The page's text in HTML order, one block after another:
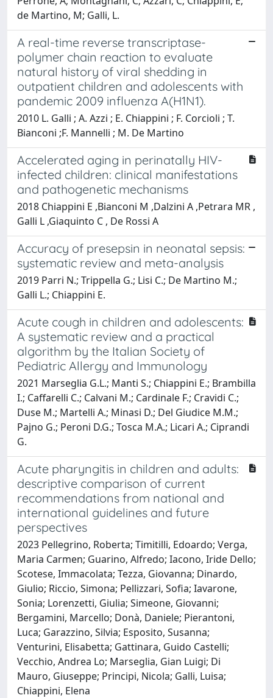
de Martino, M; Galli, L.
A real-time reverse transcriptase-
polymer chain reaction to evaluate
natural history of viral shedding in
outpatient children and adolescents with
pandemic 2009 influenza A(H1N1).
2010 L. Galli ; A. Azzi ; E. Chiappini ; F. Corcioli ; T.
Bianconi ;F. Mannelli ; M. De Martino
Accelerated aging in perinatally HIV-
infected children: clinical manifestations
and pathogenetic mechanisms
2018 Chiappini E ,Bianconi M ,Dalzini A ,Petrara MR ,
Galli L ,Giaquinto C , De Rossi A
Accuracy of presepsin in neonatal sepsis:
systematic review and meta-analysis
2019 Parri N.; Trippella G.; Lisi C.; De Martino M.;
Galli L.; Chiappini E.
Acute cough in children and adolescents:
A systematic review and a practical
algorithm by the Italian Society of
Pediatric Allergy and Immunology
2021 Marseglia G.L.; Manti S.; Chiappini E.; Brambilla
I.; Caffarelli C.; Calvani M.; Cardinale F.; Cravidi C.;
Duse M.; Martelli A.; Minasi D.; Del Giudice M.M.;
Pajno G.; Peroni D.G.; Tosca M.A.; Licari A.; Ciprandi
G.
Acute pharyngitis in children and adults:
descriptive comparison of current
recommendations from national and
international guidelines and future
perspectives
2023 Pellegrino, Roberta; Timitilli, Edoardo; Verga,
Maria Carmen; Guarino, Alfredo; Iacono, Iride Dello;
Scotese, Immacolata; Tezza, Giovanna; Dinardo,
Giulio; Riccio, Simona; Pellizzari, Sofia; Iavarone,
Sonia; Lorenzetti, Giulia; Simeone, Giovanni;
Bergamini, Marcello; Donà, Daniele; Pierantoni,
Luca; Garazzino, Silvia; Esposito, Susanna;
Venturini, Elisabetta; Gattinara, Guido Castelli;
Vecchio, Andrea Lo; Marseglia, Gian Luigi; Di
Mauro, Giuseppe; Principi, Nicola; Galli, Luisa;
Chiappini, Elena